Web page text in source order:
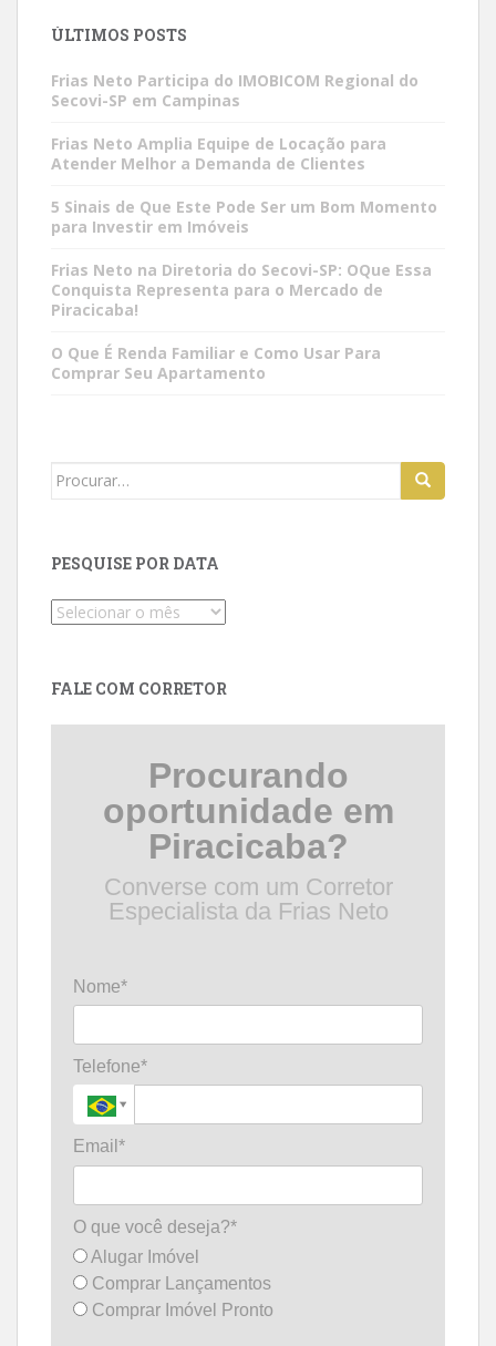
ÚLTIMOS POSTS
Frias Neto Participa do IMOBICOM Regional do
Secovi-SP em Campinas
Frias Neto Amplia Equipe de Locação para
Atender Melhor a Demanda de Clientes
5 Sinais de Que Este Pode Ser um Bom Momento
para Investir em Imóveis
Frias Neto na Diretoria do Secovi-SP: OQue Essa
Conquista Representa para o Mercado de
Piracicaba!
O Que É Renda Familiar e Como Usar Para
Comprar Seu Apartamento
Search
PESQUISE POR DATA
Pesquise
FALE COM CORRETOR
Procurando
oportunidade em
Piracicaba?
Converse com um Corretor
Especialista da Frias Neto
Nome*
Telefone*
Email*
O que você deseja?*
Alugar Imóvel
Comprar Lançamentos
Comprar Imóvel Pronto